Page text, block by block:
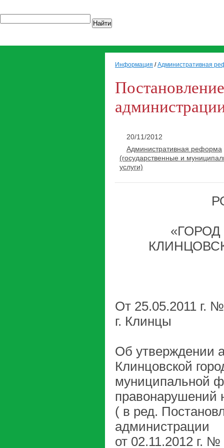
Найти
Информация /Административная
20/11/2012
Административная реформа
(государственные и
услуги)
От 25.05.2011 г.
г. Клинцы
Об утверждении
Клинцовской
муниципальной
правонарушений
( в ред.
администрации
от 02.11.2012 г. №